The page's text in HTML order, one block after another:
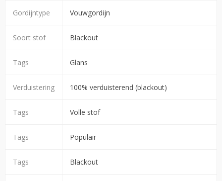
Gordijntype Vouwgordijn
Soort stof Blackout
Tags Glans
Verduistering 100% verduisterend (blackout)
Tags Volle stof
Tags Populair
Tags Blackout